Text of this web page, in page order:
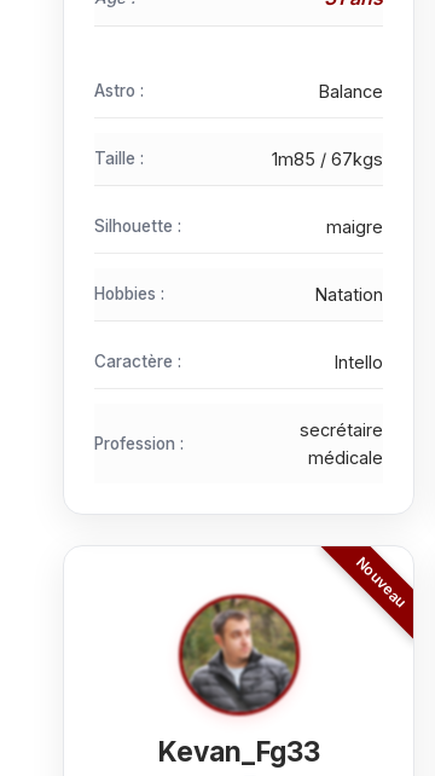
Astro : Balance
Taille : 1m85 / 67kgs
Silhouette : maigre
Hobbies : Natation
Caractère : Intello
Profession :
secrétaire
médicale
Kevan_Fg33